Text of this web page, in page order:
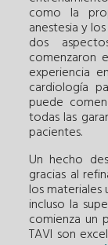
como la
anestesia y
dos
comenzaron
experiencia
cardiología
puede
todas las
pacientes.
Un hecho
gracias al
los
incluso la
comienza un
TAVI son